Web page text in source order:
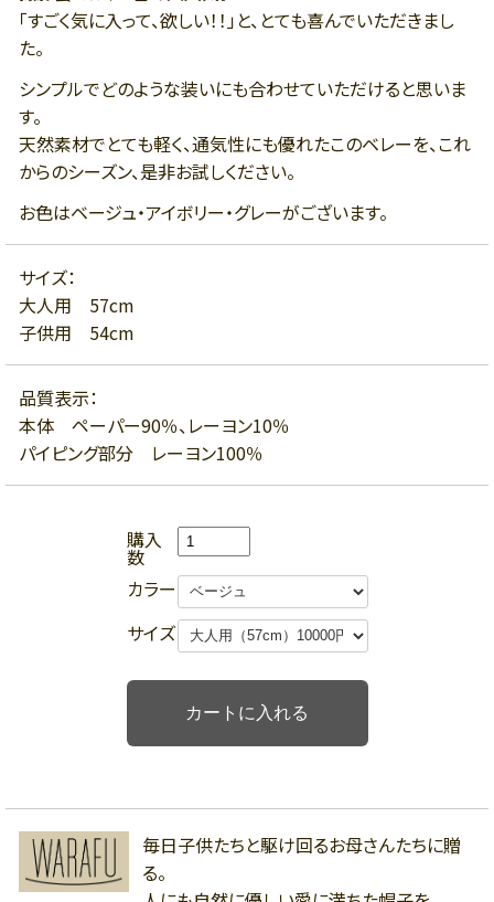
「すごく気に入って、欲しい！！」と、とても喜んでいただきまし
た。
シンプルでどのような装いにも合わせていただけると思いま
す。
天然素材でとても軽く、通気性にも優れたこのベレーを、これ
からのシーズン、是非お試しください。
お色はベージュ・アイボリー・グレーがございます。
サイズ：
大人用 57cm
子供用 54cm
品質表示：
本体 ペーパー90％、レーヨン10％
パイピング部分 レーヨン100％
購入
数
カラー
サイズ
毎日子供たちと駆け回るお母さんたちに贈
る。